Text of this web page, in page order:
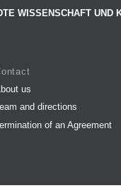
WISSENSCHAFT UND
us
and directions
of an Agreement